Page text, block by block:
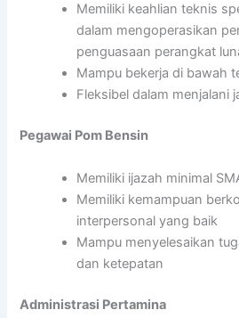
Memiliki keahlian teknis
dalam mengoperasikan
penguasaan perangkat
Mampu bekerja di bawah
Fleksibel dalam menjalani
Pegawai Pom Bensin
Memiliki ijazah minimal
Memiliki kemampuan
interpersonal yang baik
Mampu menyelesaikan
dan ketepatan
Administrasi Pertamina